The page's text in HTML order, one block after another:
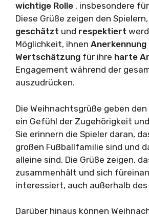
wichtige Rolle , insbesondere
Diese Grüße zeigen den
geschätzt und respektiert
Möglichkeit, ihnen Anerkennung
Wertschätzung für ihre harte
Engagement während der
auszudrücken.
Die Weihnachtsgrüße geben
ein Gefühl der Zugehörigkeit
Sie erinnern die Spieler daran,
großen Fußballfamilie sind und
alleine sind. Die Grüße zeigen,
zusammenhält und sich
interessiert, auch außerhalb
Darüber hinaus können